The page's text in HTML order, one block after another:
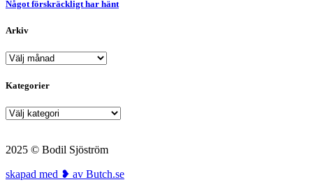
Något förskräckligt har hänt
Arkiv
Arkiv
Kategorier
Kategorier
2025 © Bodil Sjöström
skapad med ❥ av Butch.se